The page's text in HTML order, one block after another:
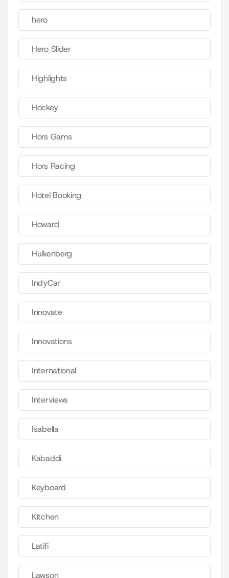
hero
Hero Slider
Highlights
Hockey
Hors Gams
Hors Racing
Hotel Booking
Howard
Hulkenberg
IndyCar
Innovate
Innovations
International
Interviews
Isabella
Kabaddi
Keyboard
Kitchen
Latifi
Lawson